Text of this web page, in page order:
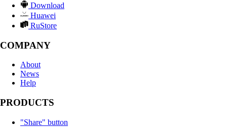
Download
Huawei
RuStore
COMPANY
About
News
Help
PRODUCTS
"Share" button